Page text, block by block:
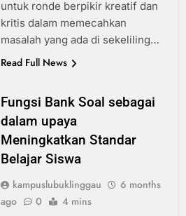
untuk ronde berpikir kreatif dan
kritis dalam memecahkan
masalah yang ada di sekeliling…
Read Full News
Fungsi Bank Soal sebagai
dalam upaya
Meningkatkan Standar
Belajar Siswa
kampuslubuklinggau
6 months
ago
0 4 mins